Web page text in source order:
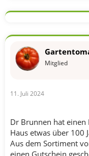
Mitglied
11. Juli 2024
Dr Brunnen hat
Haus etwas über 100
Aus dem Sortiment
einen Gutschein